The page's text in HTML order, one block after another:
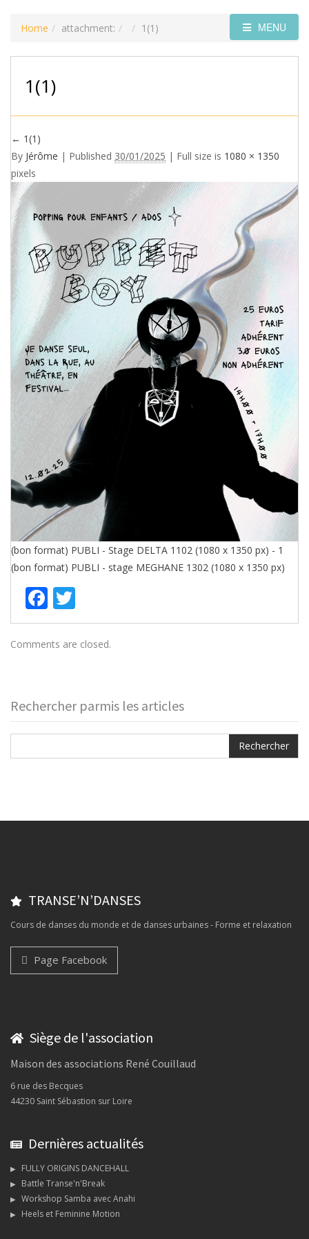
MENU
Home attachment: 1(1)
1(1)
← 1(1)
By Jérôme | Published 30/01/2025 | Full size is 1080 × 1350
pixels
(bon format) PUBLI - Stage DELTA 1102 (1080 x 1350 px) - 1
(bon format) PUBLI - stage MEGHANE 1302 (1080 x 1350 px)
Facebook
Comments are closed.
Rechercher parmis les articles
TRANSE’N’DANSES
Cours de danses du monde et de danses urbaines - Forme et relaxation
Page Facebook
Siège de l'association
Maison des associations René Couillaud
6 rue des Becques
44230 Saint Sébastion sur Loire
Dernières actualités
FULLY ORIGINS DANCEHALL
Battle Transe'n'Break
Workshop Samba avec Anahi
Heels et Feminine Motion